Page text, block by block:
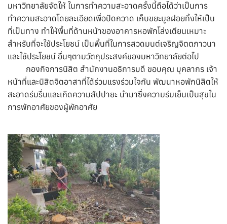
มหาวิทยาลัยจัดให้ ในการทำความสะอาดครั้งนี้ถือได้ว่าเป็นการ
ทำความสะอาดโดยละเอียดเพื่อปัดกวาด เก็บขยะมูลฝอยทิ้งให้เป็น
ที่เป็นทาง ทำให้พื้นที่ด้านหน้าของอาคารหอพักโล่งเตียนเหมาะ
สำหรับที่จะใช้ประโยชน์ เป็นพื้นที่ในการสวดมนต์เจริญจิตตภาวนา
และใช้ประโยชน์ อื่นๆตามวัตถุประสงค์ของมหาวิทยาลัยต่อไป
กองกิจการนิสิต สำนักงานอธิการบดี ขอบคุณ บุคลากร เจ้า
หน้าที่และนิสิตจิตอาสาที่ได้ร่วมแรงร่วมใจกัน พัฒนาหอพักนิสิตให้
สะอาดร่มรื่นและเกิดความสัปปายะ นำมาซึ่งความร่มเย็นเป็นสุขใน
การพักอาศัยของผู้พักอาศัย